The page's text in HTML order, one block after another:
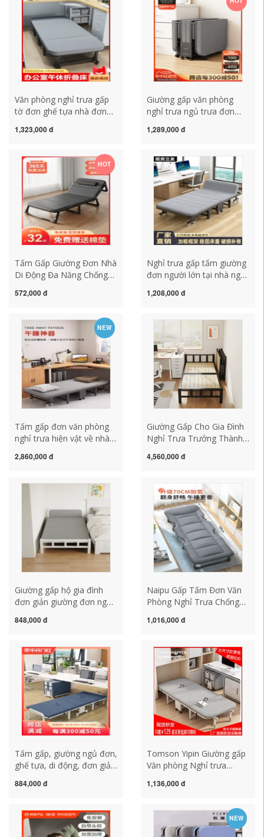
Văn phòng nghỉ trưa gấp
tờ đơn ghế tựa nhà đơn
ngủ trưa giường hiện vật
1,323,000 đ
Giường gấp văn phòng
nghỉ trưa ngủ trưa đơn
thể ngả bệnh viện đi kèm
1,289,000 đ
HOT
Tấm Gấp Giường Đơn Nhà
Di Động Đa Năng Chống
Giản Ngủ Trưa Giường
Giường
572,000 đ
Nghỉ trưa gấp tấm giường
đơn người lớn tại nhà ngủ
động bệnh viện đi kèm
1,208,000 đ
NEW
Tấm gấp đơn văn phòng
nghỉ trưa hiện vật về nhà
lớn ngủ trưa có thể ngả đi
2,860,000 đ
Giường Gấp Cho Gia Đình
Nghỉ Trưa Trưởng Thành
Chắc Chắn Đơn Giản
Khung Sắt giường Nhỏ
4,560,000 đ
Giường gấp hộ gia đình
đơn giản giường đơn nghỉ
giường đôi 1,2 mét thuê
giường
848,000 đ
Naipu Gấp Tấm Đơn Văn
Phòng Nghỉ Trưa Chống
Giường Nhỏ Di Động Đi
Hiện Vật
1,016,000 đ
Tấm gấp, giường ngủ đơn,
ghế tựa, di động, đơn giản
văn phòng, giường tạm
nhà
884,000 đ
Tomson Yipin Giường gấp
Văn phòng Nghỉ trưa
Giường gấp bốn lần
ngủ Trọn gói
1,136,000 đ
NEW